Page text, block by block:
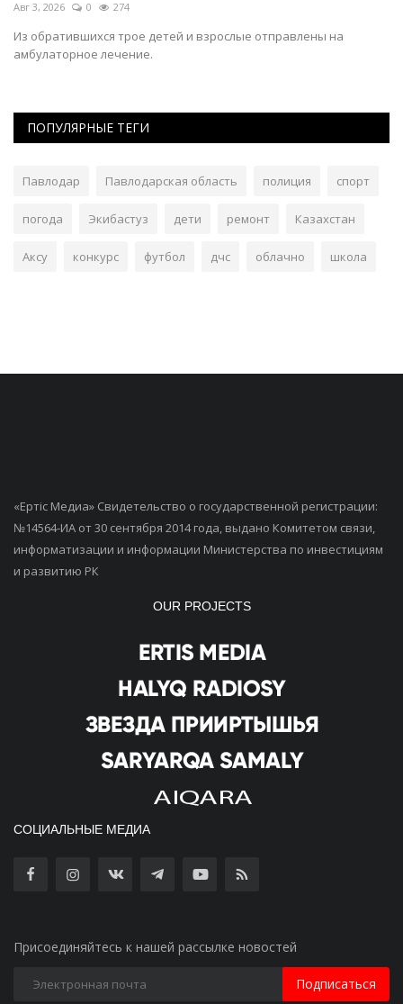
Авг 3, 2026 0 274
Из обратившихся трое детей и взрослые отправлены на
амбулаторное лечение.
ПОПУЛЯРНЫЕ ТЕГИ
Павлодар Павлодарская область полиция спорт
погода Экибастуз дети ремонт Казахстан
Аксу конкурс футбол дчс облачно школа
«Ертiс Медиа» Свидетельство о государственной регистрации:
№14564-ИА от 30 сентября 2014 года, выдано Комитетом связи,
информатизации и информации Министерства по инвестициям
и развитию РК
OUR PROJECTS
СОЦИАЛЬНЫЕ МЕДИА
Присоединяйтесь к нашей рассылке новостей
Подписаться